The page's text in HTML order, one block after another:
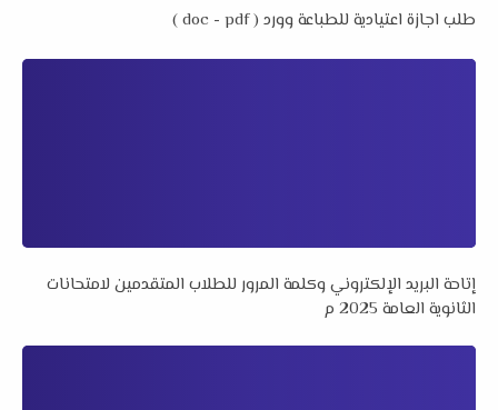
طلب اجازة اعتيادية للطباعة وورد ( doc - pdf )
إتاحة البريد الإلكتروني وكلمة المرور للطلاب المتقدمين لامتحانات
الثانوية العامة 2025 م